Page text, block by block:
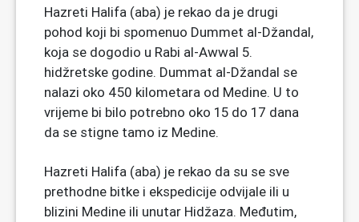
Hazreti Halifa (aba) je rekao da je drugi
pohod koji bi spomenuo Dummet al-Džandal,
koja se dogodio u Rabi al-Awwal 5.
hidžretske godine. Dummat al-Džandal se
nalazi oko 450 kilometara od Medine. U to
vrijeme bi bilo potrebno oko 15 do 17 dana
da se stigne tamo iz Medine.
Hazreti Halifa (aba) je rekao da su se sve
prethodne bitke i ekspedicije odvijale ili u
blizini Medine ili unutar Hidžaza. Međutim,